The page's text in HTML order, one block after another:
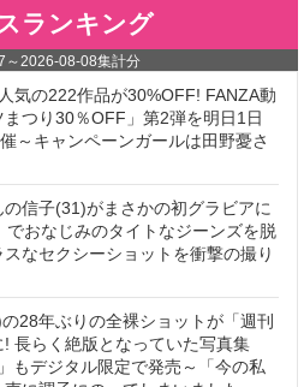
ランキング
～2026-08-08集計分
気の222作品が30%OFF! FANZA動
つり30％OFF」第2弾を明日1日
～キャンペーンガールは田野憂さ
信子(31)がまさかの初グラビアに
でおなじみのタイトなジーンズを脱
なセクシーショットを衝撃の撮り
28年ぶりの全裸ショットが「週刊
長らく絶版となっていた写真集
もデジタル限定で発売～「今の私